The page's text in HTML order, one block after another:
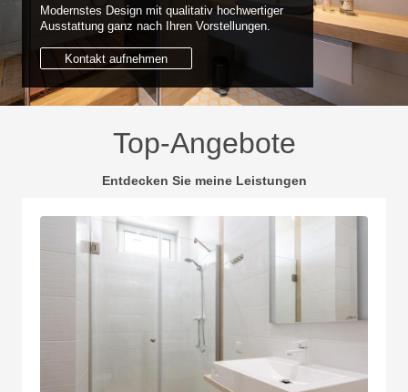
Modernstes Design mit qualitativ hochwertiger
Ausstattung ganz nach Ihren Vorstellungen.
Kontakt aufnehmen
Top-Angebote
Entdecken Sie meine Leistungen